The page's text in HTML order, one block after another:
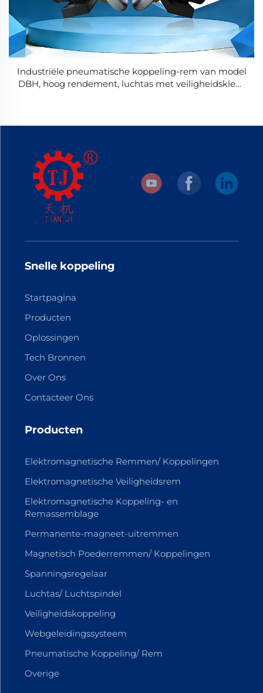
Industriële pneumatische koppeling-rem van model
DBH, hoog rendement, luchtas met veiligheidsklem
Snelle koppeling
Startpagina
Producten
Oplossingen
Tech Bronnen
Over Ons
Contacteer Ons
Producten
Elektromagnetische Remmen/ Koppelingen
Elektromagnetische Veiligheidsrem
Elektromagnetische Koppeling- en
Remassemblage
Permanente-magneet-uitremmen
Magnetisch Poederremmen/ Koppelingen
Spanningsregelaar
Luchtas/ Luchtspindel
Veiligheidskoppeling
Webgeleidingssysteem
Pneumatische Koppeling/ Rem
Overige